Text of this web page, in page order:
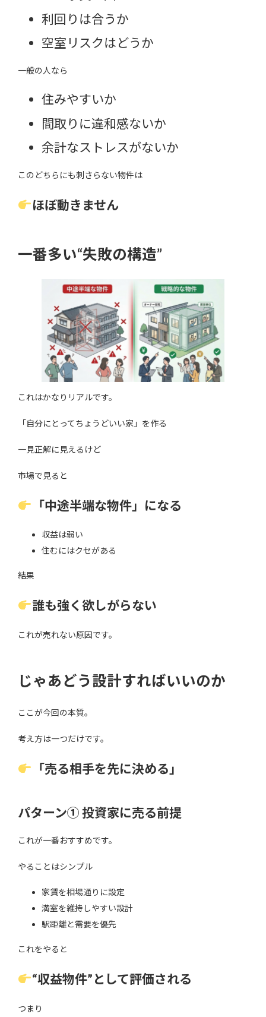
利回りは合うか
空室リスクはどうか
一般の人なら
住みやすいか
間取りに違和感ないか
余計なストレスがないか
このどちらにも刺さらない物件は
ほぼ動きません
一番多い“失敗の構造”
これはかなりリアルです。
「自分にとってちょうどいい家」を作る
一見正解に見えるけど
市場で見ると
「中途半端な物件」になる
収益は弱い
住むにはクセがある
結果
誰も強く欲しがらない
これが売れない原因です。
じゃあどう設計すればいいのか
ここが今回の本質。
考え方は一つだけです。
「売る相手を先に決める」
パターン① 投資家に売る前提
これが一番おすすめです。
やることはシンプル
家賃を相場通りに設定
満室を維持しやすい設計
駅距離と需要を優先
これをやると
“収益物件”として評価される
つまり